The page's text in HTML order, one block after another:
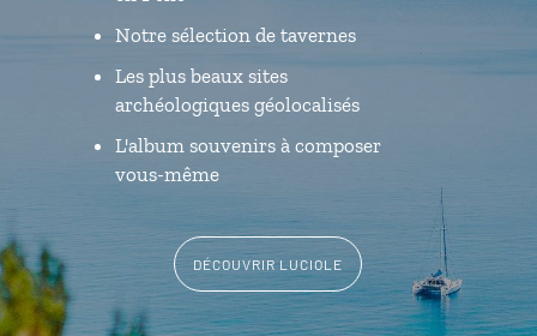
Notre sélection de tavernes
Les plus beaux sites
archéologiques géolocalisés
L'album souvenirs à composer
vous-même
DÉCOUVRIR LUCIOLE